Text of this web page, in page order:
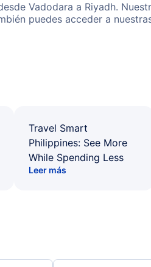
Vadodara a Riyadh.
puedes acceder a
Travel Smart
Philippines: See More
While Spending Less
Leer más